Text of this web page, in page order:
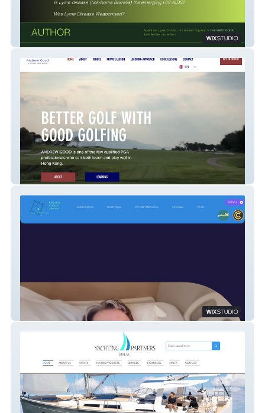
Lyme Crimes - The Australian Disgrace
Good Golfing - Hong Kong
Kamalas CancerJourney